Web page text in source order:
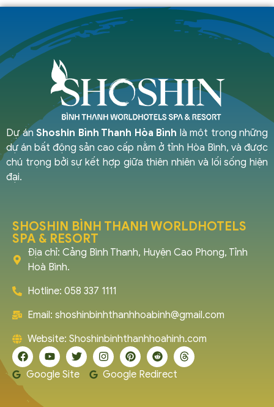
Dự án Shoshin Bình Thanh Hòa Bình là một trong những
dự án bất động sản cao cấp nằm ở tỉnh Hòa Bình, và được
chú trọng bởi sự kết hợp giữa thiên nhiên và lối sống hiện
đại.
SHOSHIN BÌNH THANH WORLDHOTELS
SPA & RESORT
Địa chỉ: Cảng Bình Thanh, Huyện Cao Phong, Tỉnh
Hoà Bình.
Hotline: 058 337 1111
Email: shoshinbinhthanhhoabinh@gmail.com
Website: Shoshinbinhthanhhoahinh.com
Google Site Google Redirect